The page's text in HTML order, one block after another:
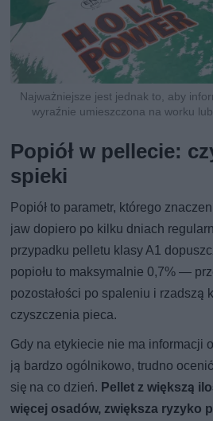
Najważniejsze jest jednak to, aby
wyraźnie umieszczona na worku
Popiół w pellecie:
spieki
Popiół to parametr, którego
jaw dopiero po kilku dniach
przypadku pelletu klasy A1
popiołu to maksymalnie 0,7% —
pozostałości po spaleniu i rzadszą
czyszczenia pieca.
Gdy na etykiecie nie ma informacji
ją bardzo ogólnikowo, trudno
się na co dzień. Pellet z większą
więcej osadów, zwiększa ryzyko